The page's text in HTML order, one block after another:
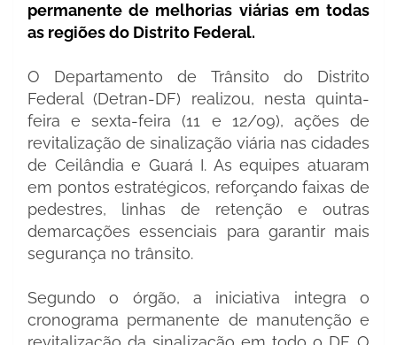
permanente de melhorias viárias em todas
as regiões do Distrito Federal.
O Departamento de Trânsito do Distrito
Federal (Detran-DF) realizou, nesta quinta-
feira e sexta-feira (11 e 12/09), ações de
revitalização de sinalização viária nas cidades
de Ceilândia e Guará I. As equipes atuaram
em pontos estratégicos, reforçando faixas de
pedestres, linhas de retenção e outras
demarcações essenciais para garantir mais
segurança no trânsito.
Segundo o órgão, a iniciativa integra o
cronograma permanente de manutenção e